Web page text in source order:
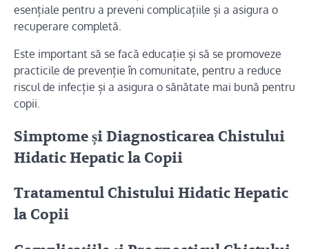
esențiale pentru a preveni complicațiile și a asigura o
recuperare completă.
Este important să se facă educație și să se promoveze
practicile de prevenție în comunitate, pentru a reduce
riscul de infecție și a asigura o sănătate mai bună pentru
copii.
Simptome și Diagnosticarea Chistului
Hidatic Hepatic la Copii
Tratamentul Chistului Hidatic Hepatic
la Copii